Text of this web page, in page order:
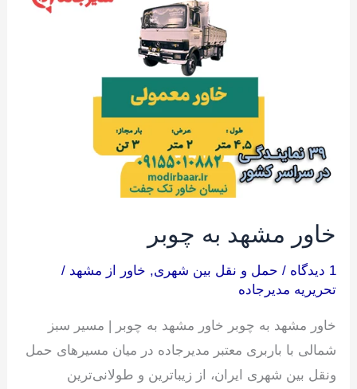
خاور مشهد به چوبر
1 دیدگاه / حمل و نقل بین شهری, خاور از مشهد /
تحریریه مدیرجاده
خاور مشهد به چوبر خاور مشهد به چوبر | مسیر سبز
شمالی با باربری معتبر مدیرجاده در میان مسیرهای حمل
ونقل بین شهری ایران، از زیباترین و طولانی‌ترین